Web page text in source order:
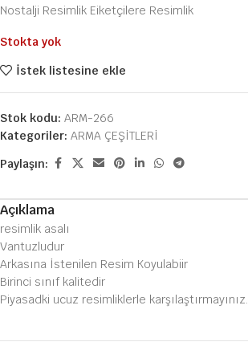
Nostalji Resimlik Eiketçilere Resimlik
Stokta yok
İstek listesine ekle
Stok kodu: ARM-266
Kategoriler: ARMA ÇEŞİTLERİ
Paylaşın:
Açıklama
resimlik asalı
Vantuzludur
Arkasına İstenilen Resim Koyulabiir
Birinci sınıf kalitedir
Piyasadki ucuz resimliklerle karşılaştırmayınız.